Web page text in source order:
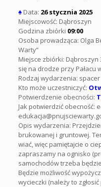
♠Data: 26 stycznia 2025
Miejscowość: Dąbroszyn
Godzina zbiórki 09:00
Osoba prowadząca: Olga
Warty”
Miejsce zbiórki: Dąbroszyn
się na drodze przy Pałacu
Rodzaj wydarzenia: spacer
Kto może uczestniczyć:
Potwierdzenie obecności:
Jak potwierdzić obecność:
Opis wydarzenia:
brukowanej i gruntowej.
wiać, więc pamiętajcie o
zapraszamy na ognisko
samochodów trzeba
Będzie możliwość
wycieczki (należy to